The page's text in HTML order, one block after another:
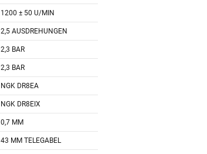
1200 ± 50 U/MIN
2,5 AUSDREHUNGEN
2,3 BAR
2,3 BAR
NGK DR8EA
NGK DR8EIX
0,7 MM
43 MM TELEGABEL